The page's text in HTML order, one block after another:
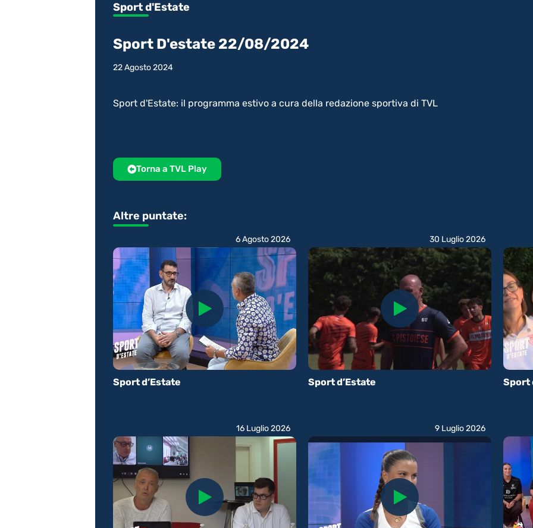
Sport d'Estate
Sport D'estate 22/08/2024
22 Agosto 2024
Sport d'Estate: il programma estivo a cura della redazione sportiva di TVL
Torna a TVL Play
Altre puntate:
Sport d’Estate
6 Agosto 2026
Sport d’Estate
30 Luglio 2026
Sport
16 Luglio 2026 9 Luglio 2026